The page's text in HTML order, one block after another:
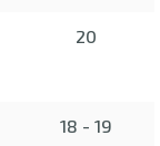
20
18 - 19